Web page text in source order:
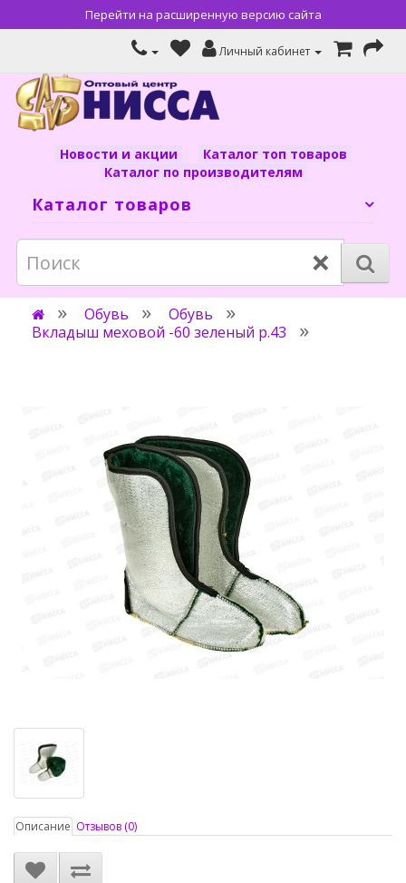
Перейти на расширенную версию сайта
Личный кабинет
Новости и акции
Каталог топ товаров
Каталог по производителям
Каталог товаров
×
Обувь
Обувь
Вкладыш меховой -60 зеленый р.43
Описание Отзывов (0)